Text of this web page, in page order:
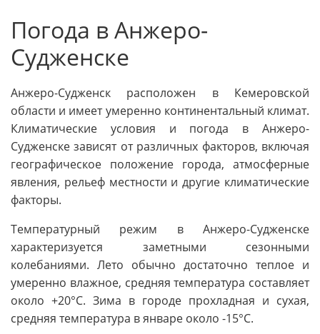
Погода в Анжеро-
Судженске
Анжеро-Судженск расположен в Кемеровской
области и имеет умеренно континентальный климат.
Климатические условия и погода в Анжеро-
Судженске зависят от различных факторов, включая
географическое положение города, атмосферные
явления, рельеф местности и другие климатические
факторы.
Температурный режим в Анжеро-Судженске
характеризуется заметными сезонными
колебаниями. Лето обычно достаточно теплое и
умеренно влажное, средняя температура составляет
около +20°C. Зима в городе прохладная и сухая,
средняя температура в январе около -15°C.